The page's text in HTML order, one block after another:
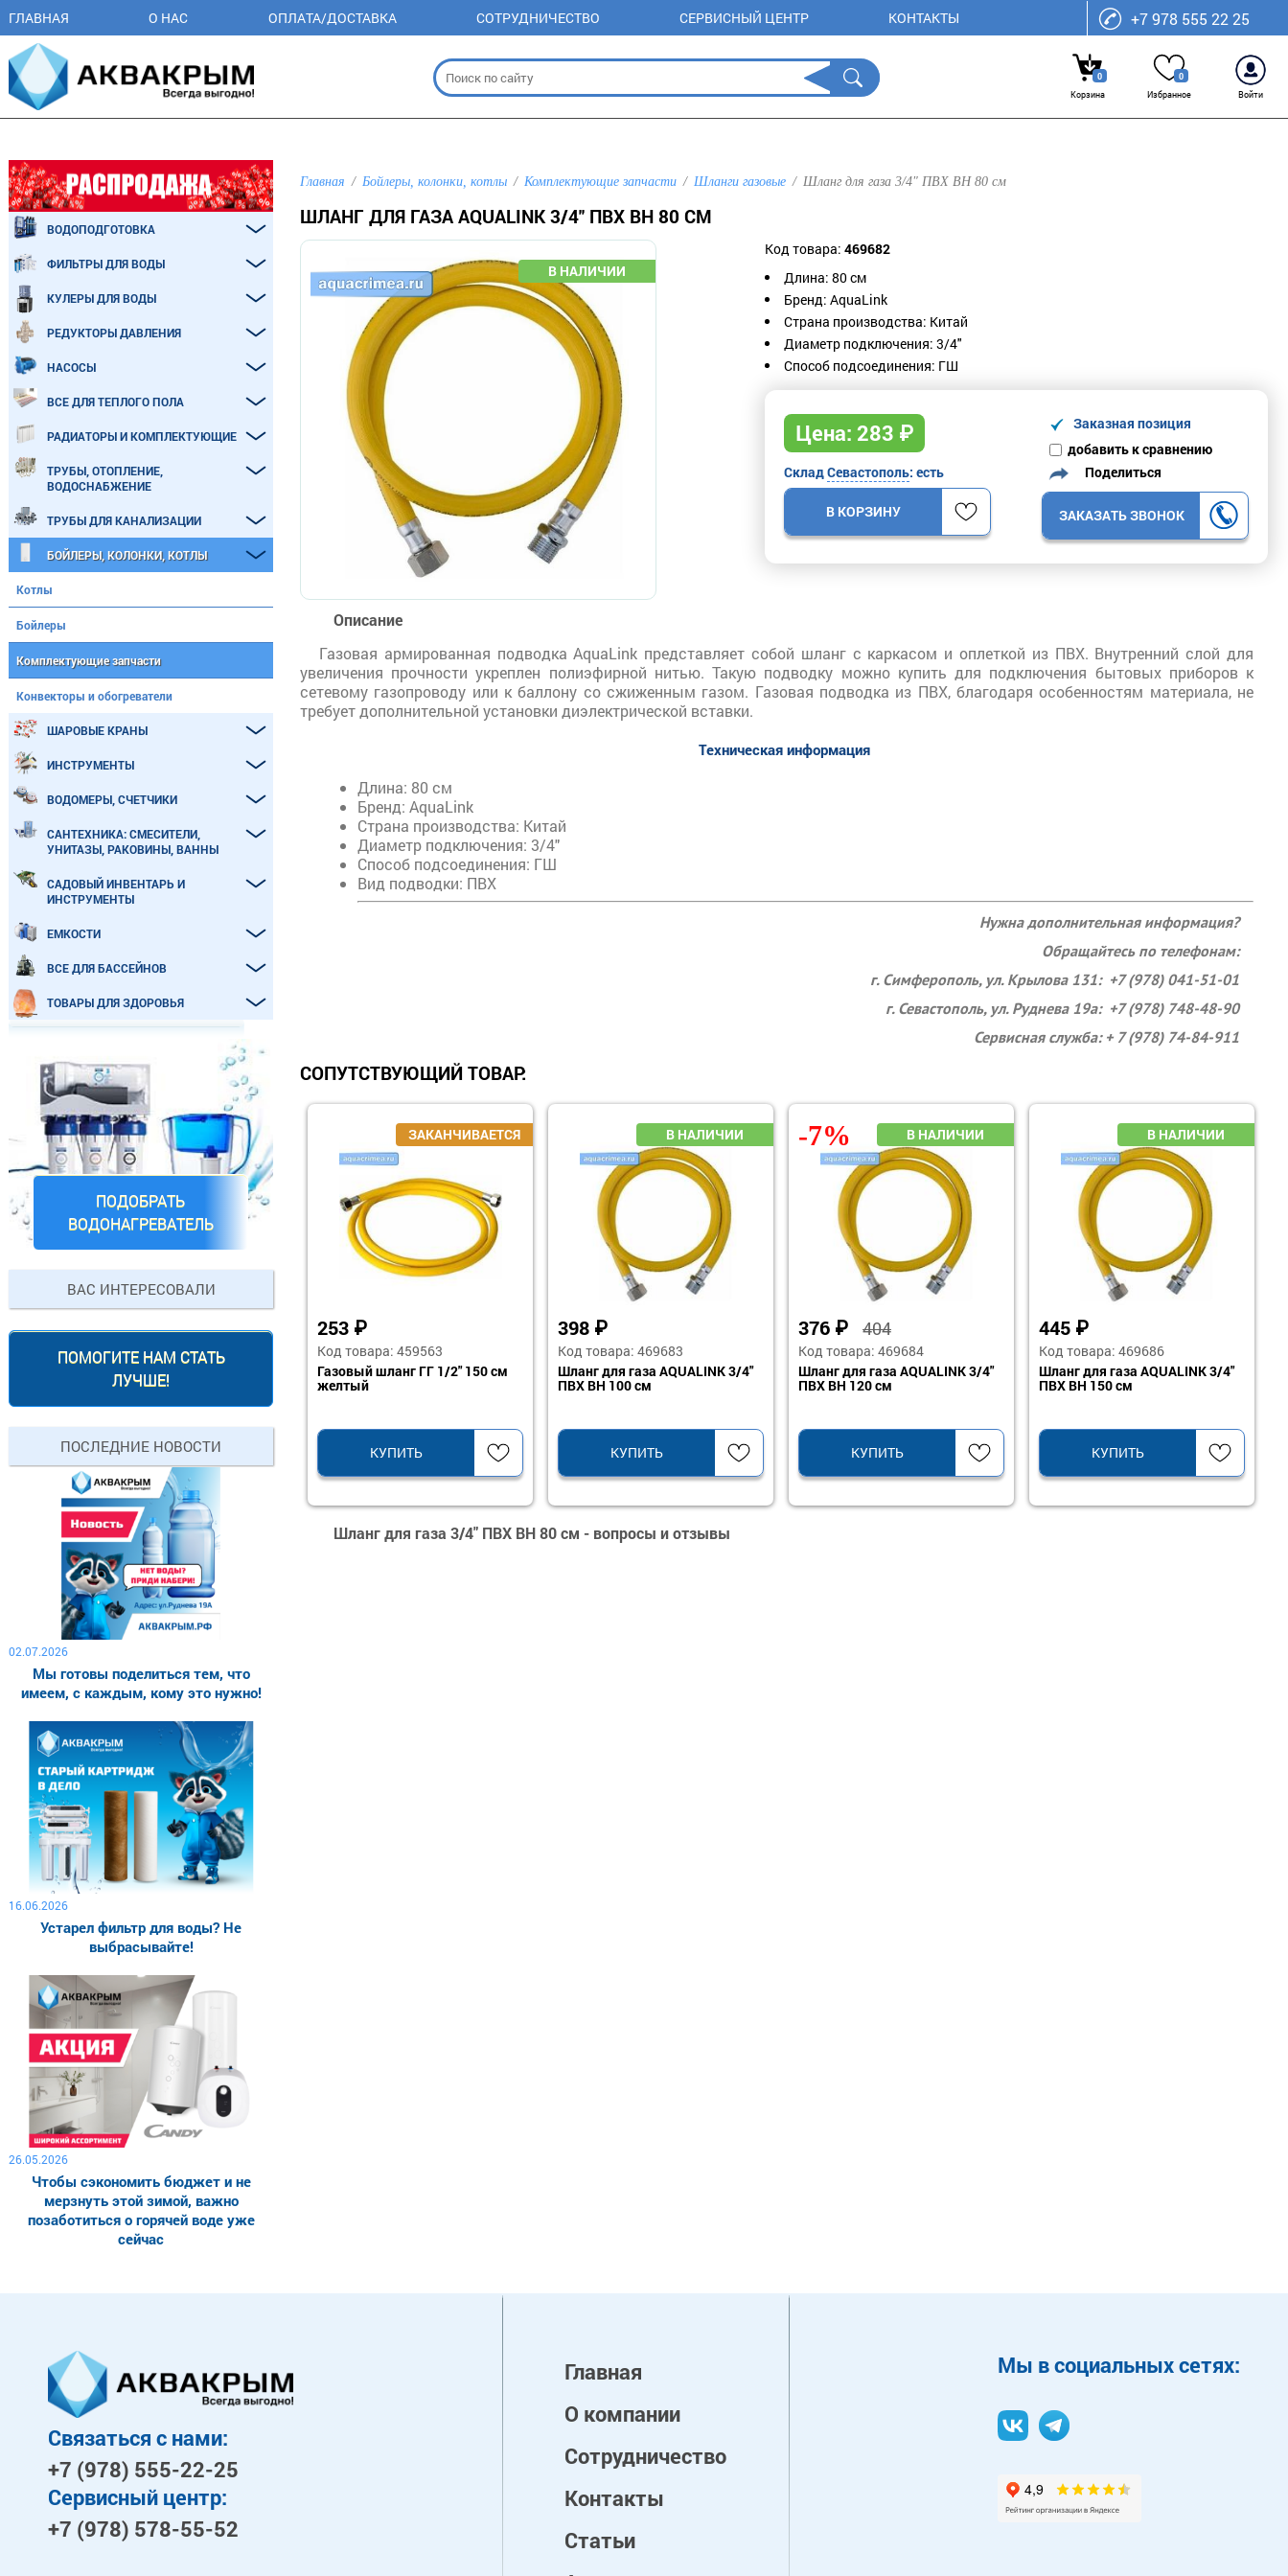
ГЛАВНАЯ О НАС ОПЛАТА/ДОСТАВКА СОТРУДНИЧЕСТВО СЕРВИСНЫЙ ЦЕНТР КОНТАКТЫ +7 978 555 22 25
0
Корзина
0
Избранное
Войти
Главная Бойлеры, колонки, котлы Комплектующие запчасти Шланги газовые Шланг для газа 3/4" ПВХ ВН 80 см
ШЛАНГ ДЛЯ ГАЗА AQUALINK 3/4" ПВХ ВН 80 СМ
Код товара: 469682
Длина: 80 см
Бренд: AquaLink
Страна производства: Китай
Диаметр подключения: 3/4"
Способ подсоединения: ГШ
Цена: 283 ₽
Заказная позиция
добавить к сравнению
СкладСевастополь: есть
В КОРЗИНУ
Поделиться
ЗАКАЗАТЬ ЗВОНОК
Описание
Газовая армированная подводка AquaLink представляет собой шланг с каркасом и оплеткой из ПВХ. Внутренний слой для
увеличения прочности укреплен полиэфирной нитью. Такую подводку можно купить для подключения бытовых приборов к
сетевому газопроводу или к баллону со сжиженным газом. Газовая подводка из ПВХ, благодаря особенностям материала, не
требует дополнительной установки диэлектрической вставки.
Техническая информация
Длина: 80 см
Бренд: AquaLink
Страна производства: Китай
Диаметр подключения: 3/4"
Способ подсоединения: ГШ
Вид подводки: ПВХ
Нужна дополнительная информация?
Обращайтесь по телефонам:
г. Симферополь, ул. Крылова 131: +7 (978) 041-51-01
г. Севастополь, ул. Руднева 19а: +7 (978) 748-48-90
Сервисная служба: + 7 (978) 74-84-911
СОПУТСТВУЮЩИЙ ТОВАР:
253 ₽
Код товара: 459563
Газовый шланг ГГ 1/2" 150 см
желтый
КУПИТЬ
398 ₽
Код товара: 469683
Шланг для газа AQUALINK 3/4"
ПВХ ВН 100 см
КУПИТЬ
376 ₽ 404
Код товара: 469684
Шланг для газа AQUALINK 3/4"
ПВХ ВН 120 см
КУПИТЬ
-7%
445 ₽
Код товара: 469686
Шланг для газа AQUALINK 3/4"
ПВХ ВН 150 см
КУПИТЬ
Шланг для газа 3/4" ПВХ ВН 80 см - вопросы и отзывы
ВОДОПОДГОТОВКА
ФИЛЬТРЫ ДЛЯ ВОДЫ
КУЛЕРЫ ДЛЯ ВОДЫ
РЕДУКТОРЫ ДАВЛЕНИЯ
НАСОСЫ
ВСЕ ДЛЯ ТЕПЛОГО ПОЛА
РАДИАТОРЫ И КОМПЛЕКТУЮЩИЕ
ТРУБЫ, ОТОПЛЕНИЕ,
ВОДОСНАБЖЕНИЕ
ТРУБЫ ДЛЯ КАНАЛИЗАЦИИ
БОЙЛЕРЫ, КОЛОНКИ, КОТЛЫ
Котлы
Бойлеры
Комплектующие запчасти
Конвекторы и обогреватели
ШАРОВЫЕ КРАНЫ
ИНСТРУМЕНТЫ
ВОДОМЕРЫ, СЧЕТЧИКИ
САНТЕХНИКА: СМЕСИТЕЛИ,
УНИТАЗЫ, РАКОВИНЫ, ВАННЫ
САДОВЫЙ ИНВЕНТАРЬ И
ИНСТРУМЕНТЫ
ЕМКОСТИ
ВСЕ ДЛЯ БАССЕЙНОВ
ТОВАРЫ ДЛЯ ЗДОРОВЬЯ
ПОДОБРАТЬ
ВОДОНАГРЕВАТЕЛЬ
ВАС ИНТЕРЕСОВАЛИ
ПОМОГИТЕ НАМ СТАТЬ
ЛУЧШЕ!
ПОСЛЕДНИЕ НОВОСТИ
02.07.2026
Мы готовы поделиться тем, что
имеем, с каждым, кому это нужно!
16.06.2026
Устарел фильтр для воды? Не
выбрасывайте!
26.05.2026
Чтобы сэкономить бюджет и не
мерзнуть этой зимой, важно
позаботиться о горячей воде уже
сейчас
Связаться с нами:
+7 (978) 555-22-25
Сервисный центр:
+7 (978) 578-55-52
Главная
О компании
Сотрудничество
Контакты
Статьи
Mы в социальных сетях: